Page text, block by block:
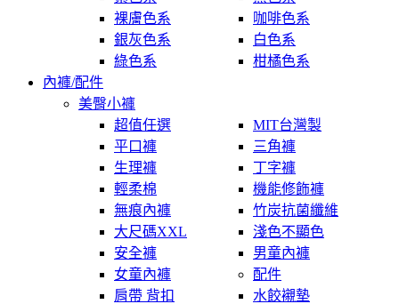
裸膚色系
咖啡色系
銀灰色系
白色系
綠色系
柑橘色系
內褲/配件
美臀小褲
超值任選
MIT台灣製
平口褲
三角褲
生理褲
丁字褲
輕柔棉
機能修飾褲
無痕內褲
竹炭抗菌纖維
大尺碼XXL
淺色不顯色
安全褲
男童內褲
女童內褲
配件
肩帶 背扣
水餃襯墊